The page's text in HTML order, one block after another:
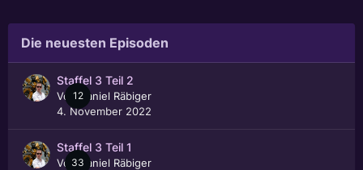
Die neuesten Episoden
12
Staffel 3 Teil 2
VonDaniel Räbiger
4. November 2022
33
Staffel 3 Teil 1
VonDaniel Räbiger